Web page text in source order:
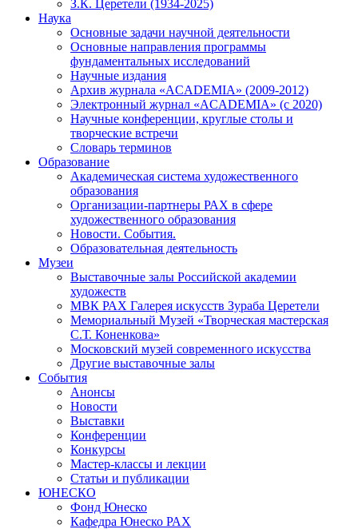
З.К. Церетели (1934-2025)
Наука
Основные задачи научной деятельности
Основные направления программы
фундаментальных исследований
Научные издания
Архив журнала «ACADEMIA» (2009-2012)
Электронный журнал «ACADEMIA» (с 2020)
Научные конференции, круглые столы и
творческие встречи
Словарь терминов
Образование
Академическая система художественного
образования
Организации-партнеры РАХ в сфере
художественного образования
Новости. События.
Образовательная деятельность
Музеи
Выставочные залы Российской академии
художеств
МВК РАХ Галерея искусств Зураба Церетели
Мемориальный Музей «Творческая мастерская
С.Т. Коненкова»
Московский музей современного искусства
Другие выставочные залы
События
Анонсы
Новости
Выставки
Конференции
Конкурсы
Мастер-классы и лекции
Статьи и публикации
ЮНЕСКО
Фонд Юнеско
Кафедра Юнеско РАХ